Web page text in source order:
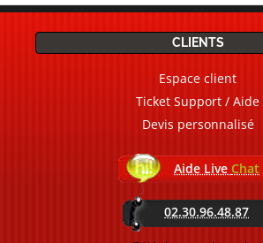
CLIENTS
Espace client
Ticket Support / Aide
Devis personnalisé
Aide Live Chat
02.30.96.48.87